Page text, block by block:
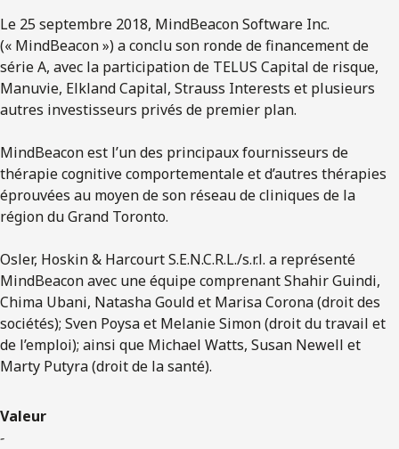
Le 25 septembre 2018, MindBeacon Software Inc.
(« MindBeacon ») a conclu son ronde de financement de
série A, avec la participation de TELUS Capital de risque,
Manuvie, Elkland Capital, Strauss Interests et plusieurs
autres investisseurs privés de premier plan.
MindBeacon est l’un des principaux fournisseurs de
thérapie cognitive comportementale et d’autres thérapies
éprouvées au moyen de son réseau de cliniques de la
région du Grand Toronto.
Osler, Hoskin & Harcourt S.E.N.C.R.L./s.r.l. a représenté
MindBeacon avec une équipe comprenant Shahir Guindi,
Chima Ubani, Natasha Gould et Marisa Corona (droit des
sociétés); Sven Poysa et Melanie Simon (droit du travail et
de l’emploi); ainsi que Michael Watts, Susan Newell et
Marty Putyra (droit de la santé).
Valeur
-